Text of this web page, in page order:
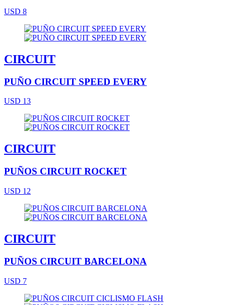
USD 8
CIRCUIT
PUÑO CIRCUIT SPEED EVERY
USD 13
CIRCUIT
PUÑOS CIRCUIT ROCKET
USD 12
CIRCUIT
PUÑOS CIRCUIT BARCELONA
USD 7